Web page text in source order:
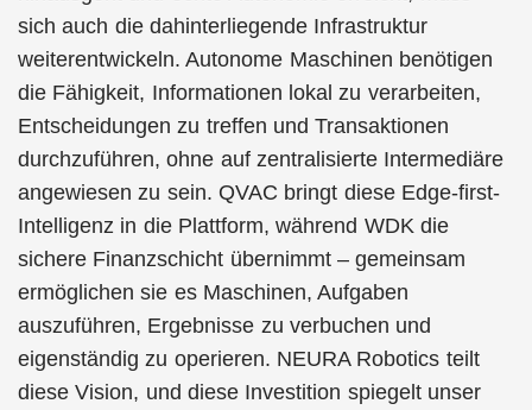
sich auch die dahinterliegende Infrastruktur
weiterentwickeln. Autonome Maschinen benötigen
die Fähigkeit, Informationen lokal zu verarbeiten,
Entscheidungen zu treffen und Transaktionen
durchzuführen, ohne auf zentralisierte Intermediäre
angewiesen zu sein. QVAC bringt diese Edge-first-
Intelligenz in die Plattform, während WDK die
sichere Finanzschicht übernimmt – gemeinsam
ermöglichen sie es Maschinen, Aufgaben
auszuführen, Ergebnisse zu verbuchen und
eigenständig zu operieren. NEURA Robotics teilt
diese Vision, und diese Investition spiegelt unser